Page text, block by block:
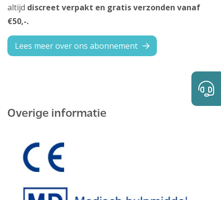
altijd discreet verpakt en gratis verzonden vanaf
€50,-.
Lees meer over ons abonnement
Overige informatie